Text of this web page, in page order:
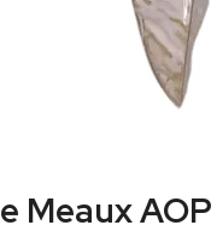
Meaux AOP